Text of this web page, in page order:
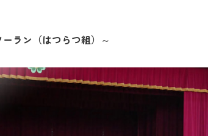
ラン（はつらつ組）～